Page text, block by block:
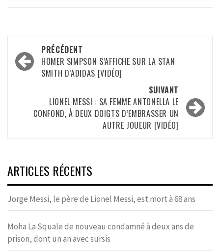
Navigation
d’article
PRÉCÉDENT
HOMER SIMPSON S’AFFICHE SUR LA STAN
SMITH D’ADIDAS [VIDÉO]
SUIVANT
LIONEL MESSI : SA FEMME ANTONELLA LE
CONFOND, À DEUX DOIGTS D’EMBRASSER UN
AUTRE JOUEUR [VIDÉO]
ARTICLES RÉCENTS
Jorge Messi, le père de Lionel Messi, est mort à 68 ans
Moha La Squale de nouveau condamné à deux ans de
prison, dont un an avec sursis